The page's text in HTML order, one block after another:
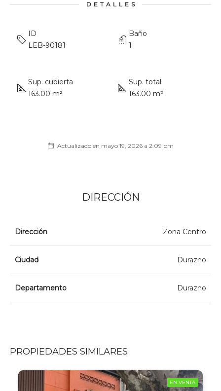
DETALLES
ID
LEB-90181
Baño
1
Sup. cubierta
163.00 m²
Sup. total
163.00 m²
Actualizado en mayo 19, 2026 a 2:09 pm
DIRECCIÓN
Dirección Zona Centro
Ciudad Durazno
Departamento Durazno
PROPIEDADES SIMILARES
EN VENTA